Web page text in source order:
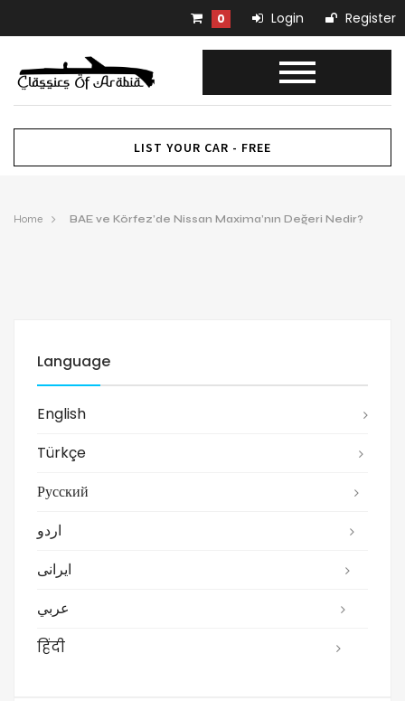
0 Login Register
LIST YOUR CAR - FREE
Home BAE ve Körfez’de Nissan Maxima’nın Değeri Nedir?
Language
English
Türkçe
Русский
اردو
ایرانی
عربي
हिंदी